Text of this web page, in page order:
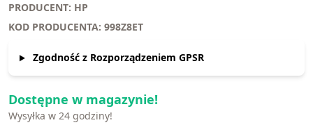
PRODUCENT: HP
KOD PRODUCENTA: 998Z8ET
Zgodność z Rozporządzeniem GPSR
Dostępne w magazynie!
Wysyłka w 24 godziny!